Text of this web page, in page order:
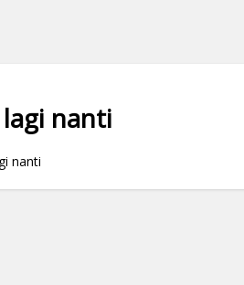
nanti
nanti